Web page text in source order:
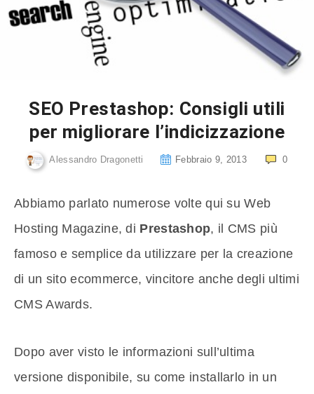
SEO Prestashop: Consigli utili
per migliorare l’indicizzazione
Alessandro Dragonetti Febbraio 9, 2013 0
Abbiamo parlato numerose volte qui su Web
Hosting Magazine, di Prestashop, il CMS più
famoso e semplice da utilizzare per la creazione
di un sito ecommerce, vincitore anche degli ultimi
CMS Awards.
Dopo aver visto le informazioni sull’ultima
versione disponibile, su come installarlo in un